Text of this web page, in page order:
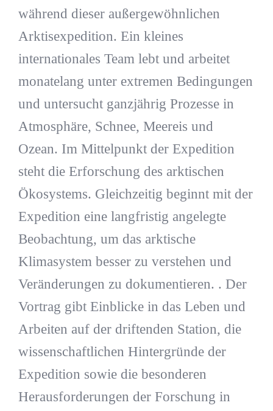
während dieser außergewöhnlichen
Arktisexpedition. Ein kleines
internationales Team lebt und arbeitet
monatelang unter extremen Bedingungen
und untersucht ganzjährig Prozesse in
Atmosphäre, Schnee, Meereis und
Ozean. Im Mittelpunkt der Expedition
steht die Erforschung des arktischen
Ökosystems. Gleichzeitig beginnt mit der
Expedition eine langfristig angelegte
Beobachtung, um das arktische
Klimasystem besser zu verstehen und
Veränderungen zu dokumentieren. . Der
Vortrag gibt Einblicke in das Leben und
Arbeiten auf der driftenden Station, die
wissenschaftlichen Hintergründe der
Expedition sowie die besonderen
Herausforderungen der Forschung in